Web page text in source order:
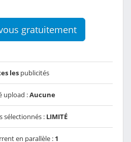
gratuitement
les publicités
upload :Aucune
sélectionnés : LIMITÉ
en parallèle : 1